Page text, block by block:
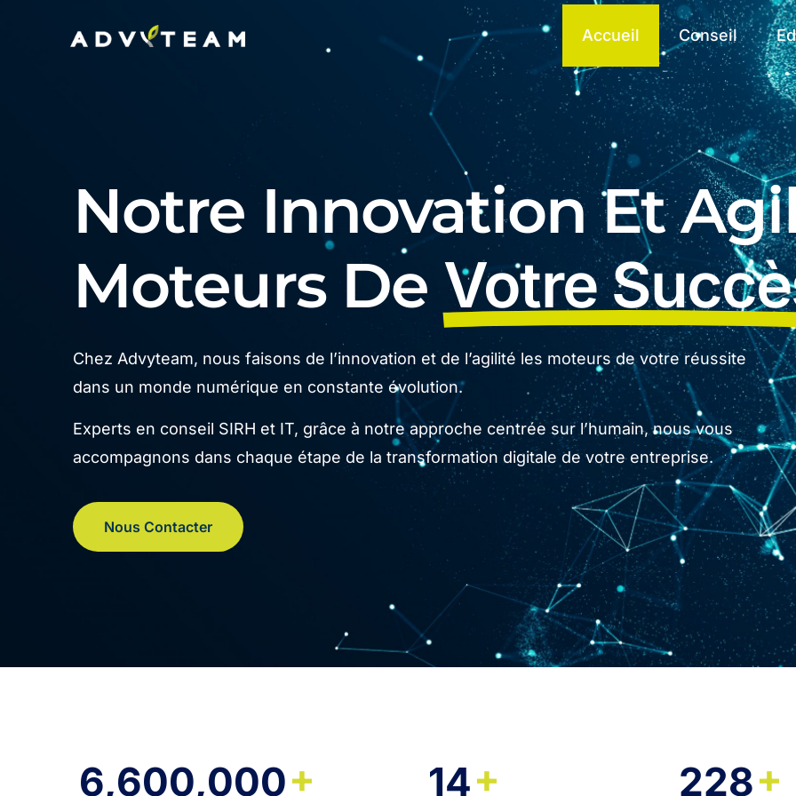
Accueil Conseil
Notre Innovation Et
Moteurs De Votre
Chez Advyteam, nous faisons de l’innovation et de l’agilité les moteurs de votre réussite
dans un monde numérique en constante évolution.
Experts en conseil SIRH et IT, grâce à notre approche centrée sur l’humain, nous vous
accompagnons dans chaque étape de la transformation digitale de votre entreprise.
Nous Contacter
6,600,000+ 14+ 228+